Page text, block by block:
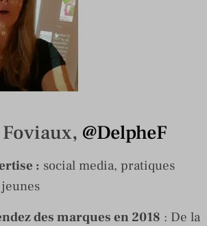
@DelpheF
: social media, pratiques
des marques en 2018 : De la